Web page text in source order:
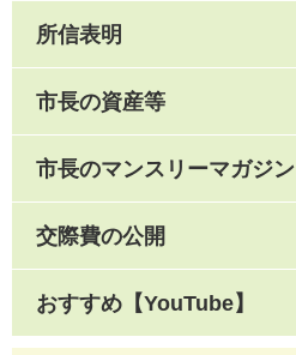
所信表明
市長の資産等
市長のマンスリーマガジン
交際費の公開
おすすめ【YouTube】